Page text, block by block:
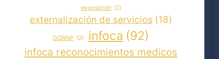
exposición (2)
externalización de servicios (18)
GORNP (2) infoca (92)
infoca reconocimientos medicos